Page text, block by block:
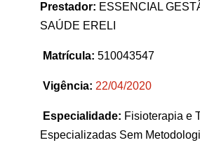
Prestador: ESSENCIAL
SAÚDE ERELI
Matrícula: 510043547
Vigência: 22/04/2020
Especialidade: Fisioterapia e
Especializadas Sem